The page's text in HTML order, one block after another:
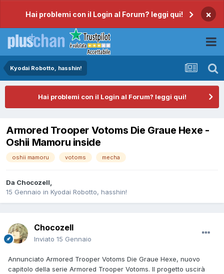
Hai problemi con il Login al Forum? leggi qui! ×
Kyodai Robotto, hasshin!
Hai problemi con il Login al Forum? leggi qui!
Armored Trooper Votoms Die Graue Hexe -
Oshii Mamoru inside
oshii mamoru votoms mecha
Da Chocozell,
15 Gennaio in Kyodai Robotto, hasshin!
Chocozell
Inviato 15 Gennaio
Annunciato Armored Trooper Votoms Die Graue Hexe, nuovo
capitolo della serie Armored Trooper Votoms. Il progetto uscirà